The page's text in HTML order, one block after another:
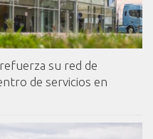
su red de
de servicios en